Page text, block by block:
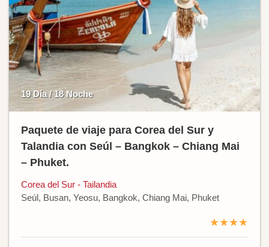
19 Día / 18 Noche
Paquete de viaje para Corea del Sur y
Talandia con Seúl – Bangkok – Chiang Mai
– Phuket.
Corea del Sur - Tailandia
Seúl, Busan, Yeosu, Bangkok, Chiang Mai, Phuket
★★★★